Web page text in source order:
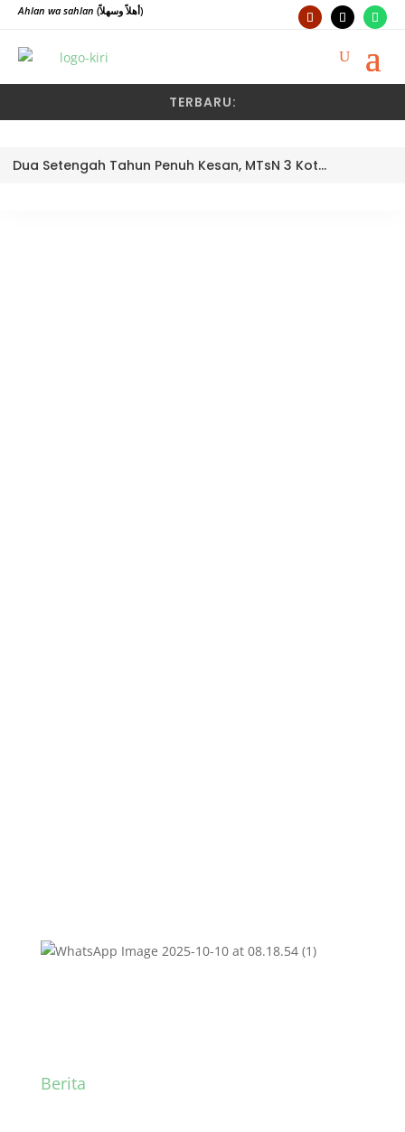
Ahlan wa sahlan (أهلاً وسهلاً)
TERBARU:
Dua Setengah Tahun Penuh Kesan, MTsN 3 Kota Padang Lepas Pengawas Pembina Dra. Nayusminar Nasrun
Berita